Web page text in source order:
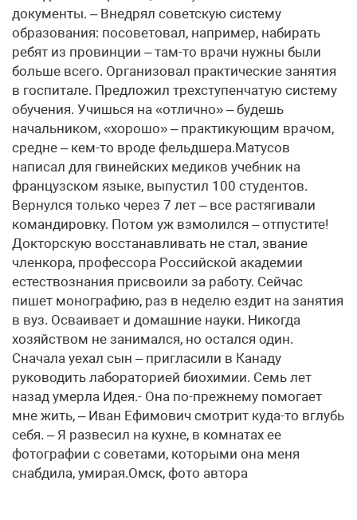
документы. – Внедрял советскую систему
образования: посоветовал, например, набирать
ребят из провинции – там-то врачи нужны были
больше всего. Организовал практические занятия
в госпитале. Предложил трехступенчатую систему
обучения. Учишься на «отлично» – будешь
начальником, «хорошо» – практикующим врачом,
средне – кем-то вроде фельдшера.Матусов
написал для гвинейских медиков учебник на
французском языке, выпустил 100 студентов.
Вернулся только через 7 лет – все растягивали
командировку. Потом уж взмолился – отпустите!
Докторскую восстанавливать не стал, звание
членкора, профессора Российской академии
естествознания присвоили за работу. Сейчас
пишет монографию, раз в неделю ездит на занятия
в вуз. Осваивает и домашние науки. Никогда
хозяйством не занимался, но остался один.
Сначала уехал сын – пригласили в Канаду
руководить лабораторией биохимии. Семь лет
назад умерла Идея.- Она по-прежнему помогает
мне жить, – Иван Ефимович смотрит куда-то вглубь
себя. – Я развесил на кухне, в комнатах ее
фотографии с советами, которыми она меня
снабдила, умирая.Омск, фото автора